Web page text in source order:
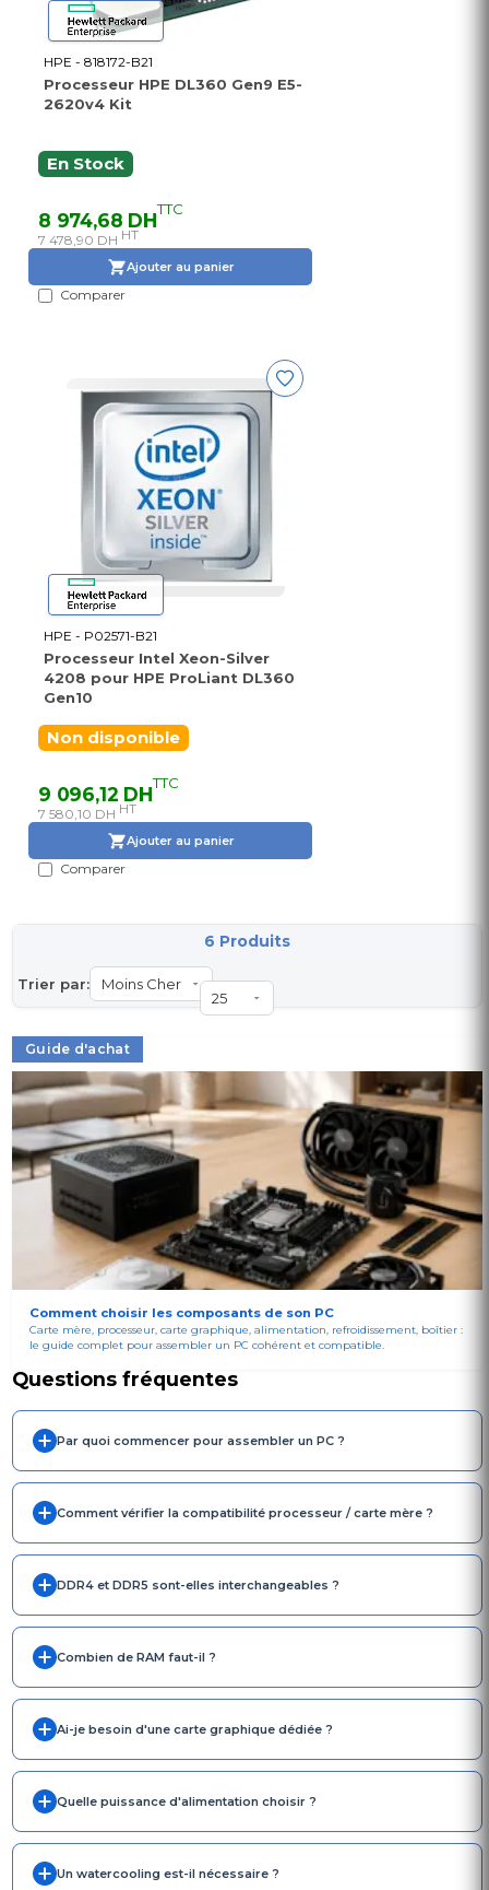
HPE - 818172-B21
Processeur HPE DL360 Gen9 E5-
2620v4 Kit
En Stock
8 974,68 DHTTC
7 478,90 DH HT
Ajouter au panier
Comparer
HPE - P02571-B21
Processeur Intel Xeon-Silver
4208 pour HPE ProLiant DL360
Gen10
Non disponible
9 096,12 DHTTC
7 580,10 DH HT
Ajouter au panier
Comparer
Trier par:
6 Produits
Guide d'achat
Comment choisir les composants de son PC
Carte mère, processeur, carte graphique, alimentation, refroidissement, boîtier :
le guide complet pour assembler un PC cohérent et compatible.
Questions fréquentes
Par quoi commencer pour assembler un PC ?
Comment vérifier la compatibilité processeur / carte mère ?
DDR4 et DDR5 sont-elles interchangeables ?
Combien de RAM faut-il ?
Ai-je besoin d'une carte graphique dédiée ?
Quelle puissance d'alimentation choisir ?
Un watercooling est-il nécessaire ?